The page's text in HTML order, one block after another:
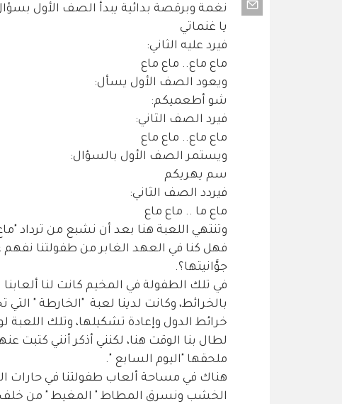
نغمة وبرقصة بدائية يبدأ الصف الأول
يا غنماتي
فيرد عليه الثاني:
ماع ماع.. ماع ماع
ويعود الصف الأول يسأل:
شو أطعميكم:
فيرد الصف الثاني:
ماع ماع.. ماع ماع
ويستمر الصف الأول بالسؤال:
سم يهريكم
فيردد الصف الثاني:
ماع ما .. ماع ماع
وتنتهي اللعبة هنا بعد أن نشبع من ترداد
فهل كنا في العهد الغابر من طفولتنا
جوَّانيتها؟.
في تلك الطفولة في المخيم كانت لنا
بالخرائط، وكانت لدينا لعبة "الخارطة "
خرائط الدول وإعادة تشكيلها، وتلك
لطال بنا الوقت هنا، لكنني أذكر أنني
ملحقها "اليوم السابع ".
هناك في مساحة ألعاب طفولتنا في حارات
الخشب ونسرق المطاط " المغيط " من خلف